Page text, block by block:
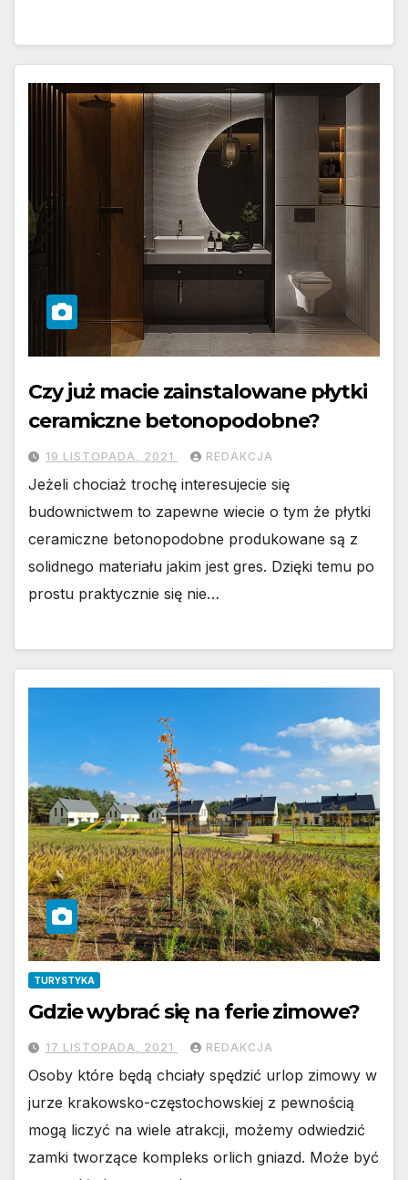
Czy już macie zainstalowane płytki
ceramiczne betonopodobne?
19 LISTOPADA, 2021 REDAKCJA
Jeżeli chociaż trochę interesujecie się
budownictwem to zapewne wiecie o tym że płytki
ceramiczne betonopodobne produkowane są z
solidnego materiału jakim jest gres. Dzięki temu po
prostu praktycznie się nie…
TURYSTYKA
Gdzie wybrać się na ferie zimowe?
17 LISTOPADA, 2021 REDAKCJA
Osoby które będą chciały spędzić urlop zimowy w
jurze krakowsko-częstochowskiej z pewnością
mogą liczyć na wiele atrakcji, możemy odwiedzić
zamki tworzące kompleks orlich gniazd. Może być